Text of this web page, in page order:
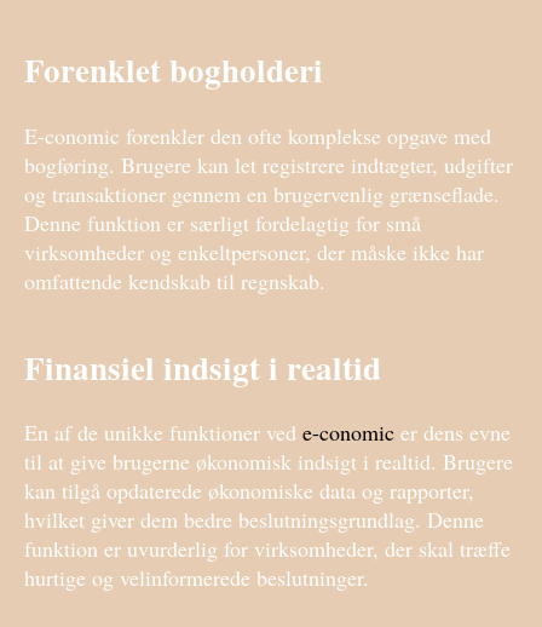
Forenklet bogholderi
E-conomic forenkler den ofte komplekse opgave med
bogføring. Brugere kan let registrere indtægter, udgifter
og transaktioner gennem en brugervenlig grænseflade.
Denne funktion er særligt fordelagtig for små
virksomheder og enkeltpersoner, der måske ikke har
omfattende kendskab til regnskab.
Finansiel indsigt i realtid
En af de unikke funktioner ved e-conomic er dens evne
til at give brugerne økonomisk indsigt i realtid. Brugere
kan tilgå opdaterede økonomiske data og rapporter,
hvilket giver dem bedre beslutningsgrundlag. Denne
funktion er uvurderlig for virksomheder, der skal træffe
hurtige og velinformerede beslutninger.